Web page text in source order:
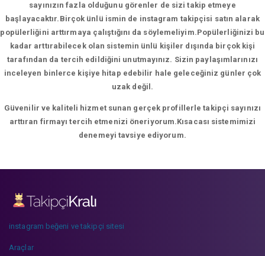
sayınızın fazla olduğunu görenler de sizi takip etmeye
başlayacaktır.Birçok ünlü ismin de instagram takipçisi satın alarak
popülerliğini arttırmaya çalıştığını da söylemeliyim.Popülerliğinizi bu
kadar arttırabilecek olan sistemin ünlü kişiler dışında birçok kişi
tarafından da tercih edildiğini unutmayınız. Sizin paylaşımlarınızı
inceleyen binlerce kişiye hitap edebilir hale geleceğiniz günler çok
uzak değil.
Güvenilir ve kaliteli hizmet sunan gerçek profillerle takipçi sayınızı
arttıran firmayı tercih etmenizi öneriyorum.Kısacası sistemimizi
denemeyi tavsiye ediyorum.
instagram beğeni ve takipçi sitesi
Araçlar